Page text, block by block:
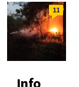
11
Info